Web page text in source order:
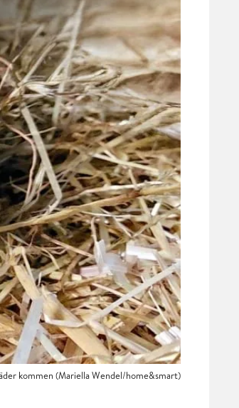
kommen (Mariella Wendel/home&smart)